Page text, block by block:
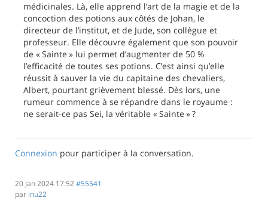
médicinales. Là, elle apprend l’art de la magie et de la
concoction des potions aux côtés de Johan, le
directeur de l’institut, et de Jude, son collègue et
professeur. Elle découvre également que son pouvoir
de « Sainte » lui permet d’augmenter de 50 %
l’efficacité de toutes ses potions. C’est ainsi qu’elle
réussit à sauver la vie du capitaine des chevaliers,
Albert, pourtant grièvement blessé. Dès lors, une
rumeur commence à se répandre dans le royaume :
ne serait-ce pas Sei, la véritable « Sainte » ?
Connexion pour participer à la conversation.
20 Jan 2024 17:52 #55541
par inu22